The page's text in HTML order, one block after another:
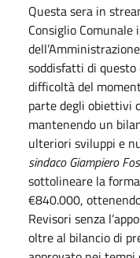
Questa sera in
Consiglio Comunale
soddisfatti di
difficoltà del
parte degli obiettivi
mantenendo un
ulteriori sviluppi e
sindaco Giampiero
sottolineare la
€840.000,
Revisori senza
oltre al bilancio di